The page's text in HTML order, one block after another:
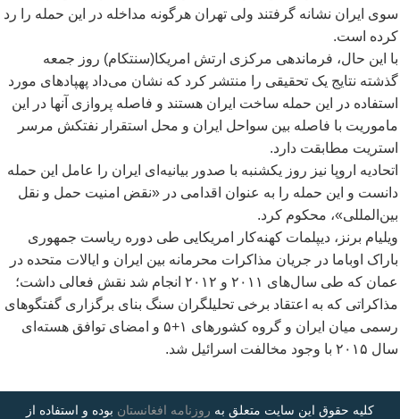
سوی ایران نشانه گرفتند ولی تهران هرگونه مداخله در این حمله را رد
کرده است.
با این حال، فرماندهی مرکزی ارتش امریکا(سنتکام) روز جمعه
گذشته نتایج یک تحقیقی را منتشر کرد که نشان میداد پهپادهای مورد
استفاده در این حمله ساخت ایران هستند و فاصله پروازی آنها در این
ماموریت با فاصله بین سواحل ایران و محل استقرار نفتکش مرسر
استریت مطابقت دارد.
اتحادیه اروپا نیز روز یکشنبه با صدور بیانیه ای ایران را عامل این حمله
دانست و این حمله را به عنوان اقدامی در «نقض امنیت حمل و نقل
بین المللی»، محکوم کرد.
ویلیام برنز، دیپلمات کهنهکار امریکایی طی دوره ریاست جمهوری
باراک اوباما در جریان مذاکرات محرمانه بین ایران و ایالات متحده در
عمان که طی سال
های ۲۰۱۱ و ۲۰۱۲ انجام شد نقش فعالی داشت؛
مذاکراتی که به اعتقاد برخی تحلیلگران سنگ بنای برگزاری گفتگوهای
رسمی میان ایران و گروه کشورهای ۱+۵ و امضای توافق هسته
ای
سال ۲۰۱۵ با وجود مخالفت اسرائیل شد.
کلیه حقوق این سایت متعلق به روزنامه افغانستان بوده و استفاده از